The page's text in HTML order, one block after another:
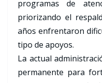
programas de
priorizando el
años enfrentaron
tipo de apoyos.
La actual
permanente para